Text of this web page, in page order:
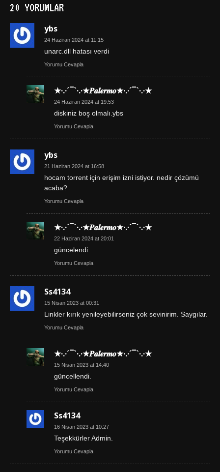
20 YORUMLAR
ybs
24 Haziran 2024 at 11:15
unarc.dll hatası verdi
Yorumu Cevapla
★·.·´¯`·.·★𝑷𝒂𝒍𝒆𝒓𝒎𝒐★·.·´¯`·.·★
24 Haziran 2024 at 19:53
diskiniz boş olmalı.ybs
Yorumu Cevapla
ybs
21 Haziran 2024 at 16:58
hocam torrent için erişim izni istiyor. nedir çözümü
acaba?
Yorumu Cevapla
★·.·´¯`·.·★𝑷𝒂𝒍𝒆𝒓𝒎𝒐★·.·´¯`·.·★
22 Haziran 2024 at 20:01
güncelendi.
Yorumu Cevapla
Ss4134
15 Nisan 2023 at 00:31
Linkler kırık yenileyebilirseniz çok sevinirim. Saygılar.
Yorumu Cevapla
★·.·´¯`·.·★𝑷𝒂𝒍𝒆𝒓𝒎𝒐★·.·´¯`·.·★
15 Nisan 2023 at 14:40
güncellendi.
Yorumu Cevapla
Ss4134
16 Nisan 2023 at 10:27
Teşekkürler Admin.
Yorumu Cevapla